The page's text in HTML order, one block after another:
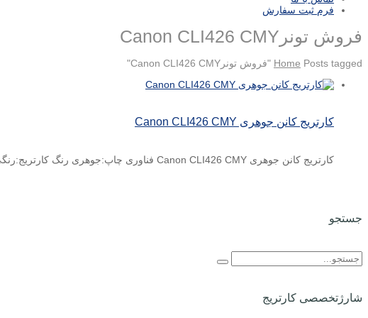
فرم ثبت سفارش
فروش تونرCanon CLI426 CMY
Home Posts tagged "فروش تونرCanon CLI426 CMY"
کارتریج کانن جوهری Canon CLI426 CMY
کارتریج کانن جوهری Canon CLI426 CMY فناوری چاپ:جوهری رنگ کارتریج:رنگی قابل استفاده برای مدلهای:Canon PIXMA IP 4840*Canon PIXMA MG ...
جستجو
شارژتخصصی کارتریج